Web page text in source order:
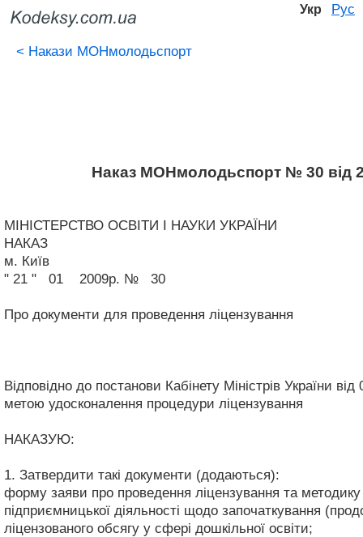
Укр Рус
< Накази МОНмолодьспорт
Наказ МОНмолодьспорт № 30 від
МІНІСТЕРСТВО ОСВІТИ І НАУКИ УКРАЇНИ
НАКАЗ
м. Київ
" 21 " 01 2009р. № 30
Про документи для проведення ліцензування
Відповідно до постанови Кабінету Міністрів України
метою удосконалення процедури ліцензування
НАКАЗУЮ:
1. Затвердити такі документи (додаються):
форму заяви про проведення ліцензування та
підприємницької діяльності щодо започаткування
ліцензованого обсягу у сфері дошкільної освіти;